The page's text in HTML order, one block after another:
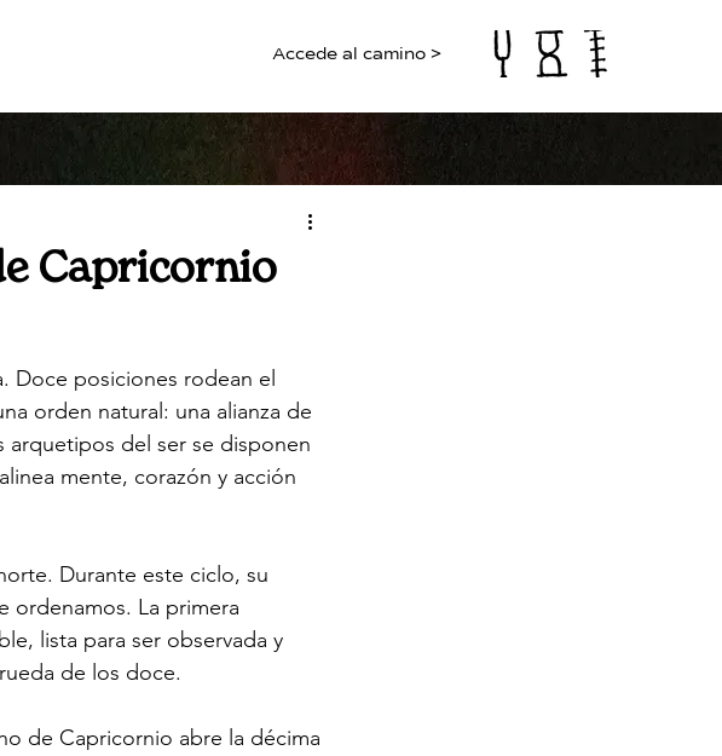
Accede al camino >
Capricornio
Doce posiciones rodean el
orden natural: una alianza de
del ser se disponen
mente, corazón y acción
Durante este ciclo, su
ordenamos. La primera
lista para ser observada y
de los doce.
de Capricornio abre la décima